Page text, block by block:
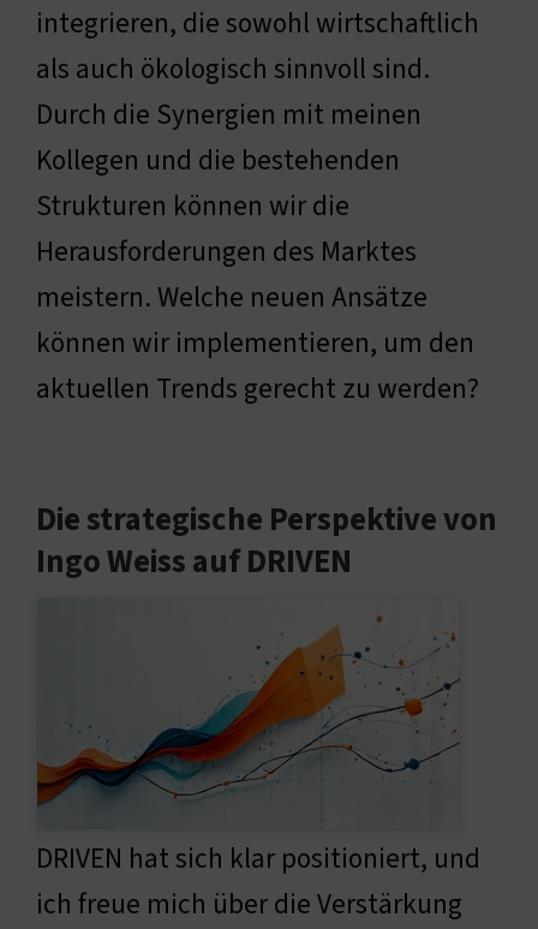
integrieren, die sowohl wirtschaftlich
als auch ökologisch sinnvoll sind.
Durch die Synergien mit meinen
Kollegen und die bestehenden
Strukturen können wir die
Herausforderungen des Marktes
meistern. Welche neuen Ansätze
können wir implementieren, um den
aktuellen Trends gerecht zu werden?
Die strategische Perspektive von
Ingo Weiss auf DRIVEN
DRIVEN hat sich klar positioniert, und
ich freue mich über die Verstärkung